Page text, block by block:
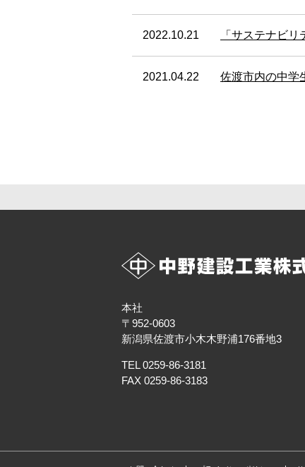
2022.10.21 「サステナビ
2021.04.22 佐渡市内の中学
本社
〒952-0603
新潟県佐渡市小木木野浦176番地3
TEL 0259-86-3181
FAX 0259-86-3183